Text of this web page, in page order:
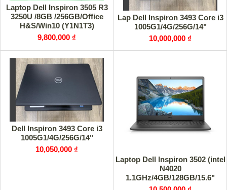
Laptop Dell Inspiron 3505 R3
3250U /8GB /256GB/Office
H&S/Win10 (Y1N1T3)
9,800,000 ₫
Lap Dell Inspiron 3493 Core i3
1005G1/4G/256G/14"
10,000,000 ₫
Dell Inspiron 3493 Core i3
1005G1/4G/256G/14"
10,050,000 ₫
Laptop Dell Inspiron 3502 (intel
N4020
1.1GHz/4GB/128GB/15.6"
HD/Webcam/Win10/Black)